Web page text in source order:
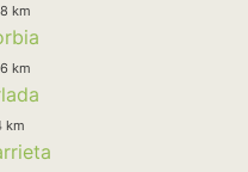
km
km
km